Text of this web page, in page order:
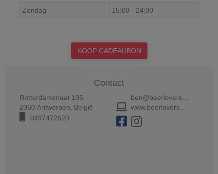
Zondag
15:00 - 24:00
KOOP CADEAUBON
Contact
Rotterdamstraat 105
2060 Antwerpen, België
0497472620
ben@beerloversbar.be
www.beerloversbar.be